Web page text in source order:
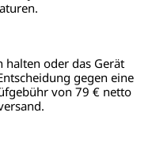
halten oder das Gerät
gegen eine
von 79 € netto